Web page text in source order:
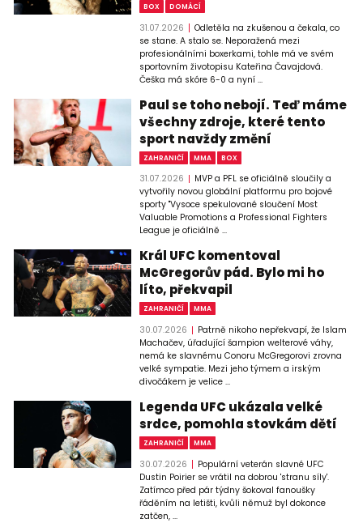
BOX DOMÁCÍ
31.07.2026
Odletěla na zkušenou a čekala, co
se stane. A stalo se. Neporažená mezi
profesionálními boxerkami, tohle má ve svém
sportovním životopisu Kateřina Čavajdová.
Češka má skóre 6-0 a nyní ...
Paul se toho nebojí. Teď máme
všechny zdroje, které tento
sport navždy změní
ZAHRANIČÍ MMA BOX
31.07.2026
MVP a PFL se oficiálně sloučily a
vytvořily novou globální platformu pro bojové
sporty "Vysoce spekulované sloučení Most
Valuable Promotions a Professional Fighters
League je oficiálně ...
Král UFC komentoval
McGregorův pád. Bylo mi ho
líto, překvapil
ZAHRANIČÍ MMA
30.07.2026
Patrně nikoho nepřekvapí, že Islam
Machačev, úřadující šampion welterové váhy,
nemá ke slavnému Conoru McGregorovi zrovna
velké sympatie. Mezi jeho týmem a irským
divočákem je velice ...
Legenda UFC ukázala velké
srdce, pomohla stovkám dětí
ZAHRANIČÍ MMA
30.07.2026
Populární veterán slavné UFC
Dustin Poirier se vrátil na dobrou 'stranu síly'.
Zatímco před pár týdny šokoval fanoušky
řáděním na letišti, kvůli němuž byl dokonce
zatčen, ...